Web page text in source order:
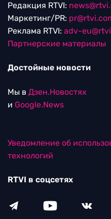
Редакция RTVI:
Маркетинг/PR:
Реклама RTVI: adv-
Партнерские материалы
Достойные новости
Мы в Дзен.Новостях
и Google.News
Уведомление об
технологий
RTVI в соцсетях